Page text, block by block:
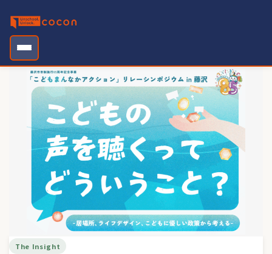
content
The Insight